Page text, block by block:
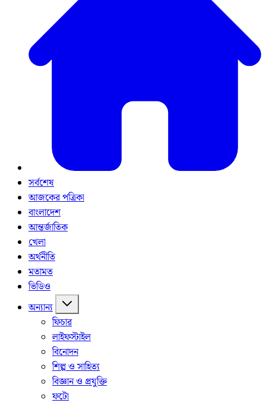
সর্বশেষ
আজকের পত্রিকা
বাংলাদেশ
আন্তর্জাতিক
খেলা
অর্থনীতি
মতামত
ভিডিও
অন্যান্য
ফিচার
লাইফস্টাইল
বিনোদন
শিল্প ও সাহিত্য
বিজ্ঞান ও প্রযুক্তি
ফটো